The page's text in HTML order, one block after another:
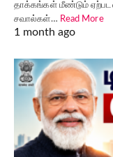
தாக்கங்கள் மீண்டும்
சவால்கள்… Read More
1 month ago